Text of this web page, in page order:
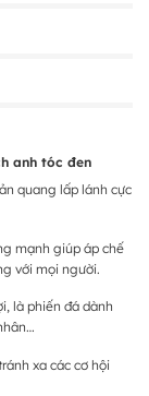
anh tóc đen
quang lấp lánh cực
mạnh giúp áp chế
với mọi người.
là phiến đá dành
xa các cơ hội